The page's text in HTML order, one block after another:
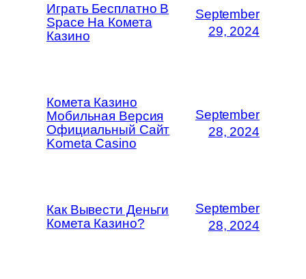
Играть Бесплатно В
Space На Комета
Казино
September
29, 2024
Комета Казино
Мобильная Версия
Официальный Сайт
Kometa Casino
September
28, 2024
Как Вывести Деньги
Комета Казино?
September
28, 2024